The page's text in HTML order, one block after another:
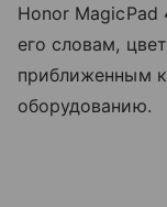
Honor
его словам,
приближенным
оборудованию.